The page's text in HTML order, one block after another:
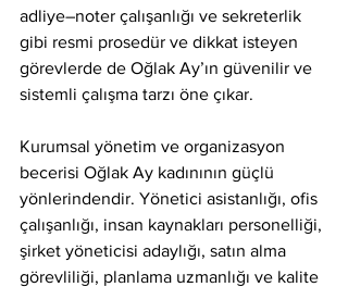
adliye–noter çalışanlığı ve sekreterlik
gibi resmi prosedür ve dikkat isteyen
görevlerde de Oğlak Ay’ın güvenilir ve
sistemli çalışma tarzı öne çıkar.
Kurumsal yönetim ve organizasyon
becerisi Oğlak Ay kadınının güçlü
yönlerindendir. Yönetici asistanlığı, ofis
çalışanlığı, insan kaynakları personelliği,
şirket yöneticisi adaylığı, satın alma
görevliliği, planlama uzmanlığı ve kalite